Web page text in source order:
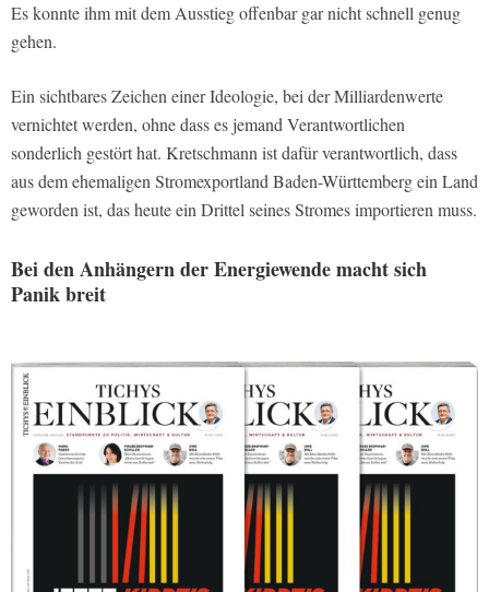
Es konnte ihm mit dem Ausstieg offenbar gar nicht schnell genug
gehen.
Ein sichtbares Zeichen einer Ideologie, bei der Milliardenwerte
vernichtet werden, ohne dass es jemand Verantwortlichen
sonderlich gestört hat. Kretschmann ist dafür verantwortlich, dass
aus dem ehemaligen Stromexportland Baden-Württemberg ein Land
geworden ist, das heute ein Drittel seines Stromes importieren muss.
Bei den Anhängern der Energiewende macht sich
Panik breit